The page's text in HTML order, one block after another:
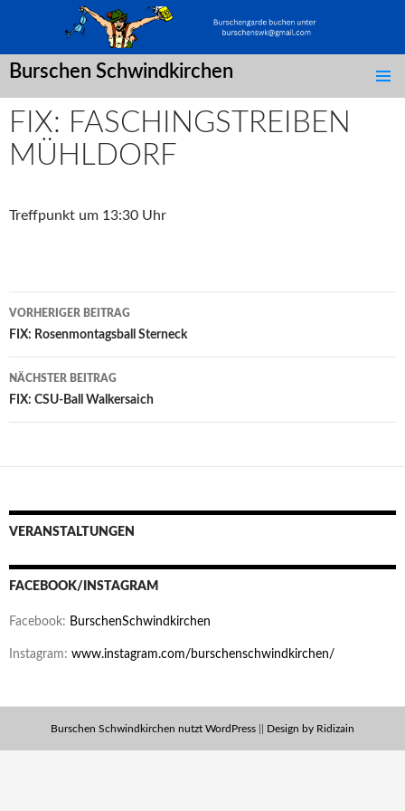
Burschen Schwindkirchen
ZUM
INHALT
FIX: FASCHINGSTREIBEN
MÜHLDORF
Treffpunkt um 13:30 Uhr
Post
navigation
VORHERIGER BEITRAG
FIX: Rosenmontagsball Sterneck
NÄCHSTER BEITRAG
FIX: CSU-Ball Walkersaich
VERANSTALTUNGEN
FACEBOOK/INSTAGRAM
Facebook: BurschenSchwindkirchen
Instagram: www.instagram.com/burschenschwindkirchen/
Burschen Schwindkirchen nutzt WordPress Design by Ridizain